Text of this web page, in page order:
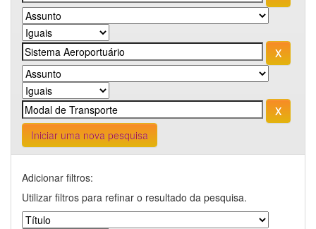
Iniciar uma nova pesquisa
Adicionar filtros:
Utilizar filtros para refinar o resultado da pesquisa.